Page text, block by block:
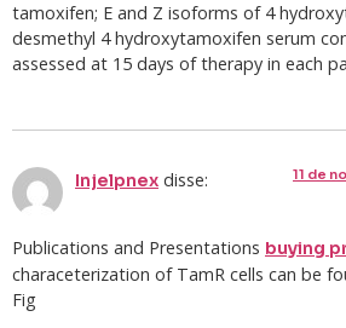
tamoxifen; E and Z isoforms of 4
desmethyl 4 hydroxytamoxifen serum
assessed at 15 days of therapy in each
Injelpnex disse: 11 de
Publications and Presentations buying
characeterization of TamR cells can be
Fig